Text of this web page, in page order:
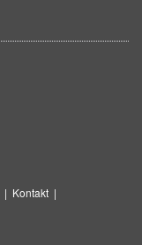
| Kontakt |